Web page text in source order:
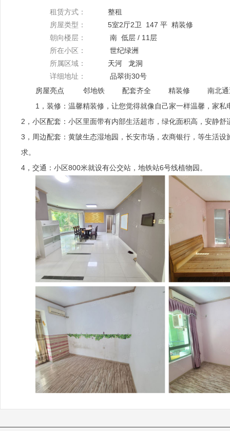
租赁方式：
整租
房屋类型：
5室2厅2卫 147 平 精装修
朝向楼层：
南 低层 / 11层
所在小区：
世纪绿洲
所属区域：
天河
龙洞
详细地址：
品翠街30号
房屋亮点
邻地铁 配套齐全 精装修
南北
1，装修：温馨精装修，让您觉得就像自己家一样温馨，家私
2，小区配套：小区里面带有内部生活超市，绿化面积高，安静舒
3，周边配套：黄陂生态湿地园，长安市场，农商银行，等生活
求。
4，交通：小区800米就设有公交站，地铁站6号线植物园。